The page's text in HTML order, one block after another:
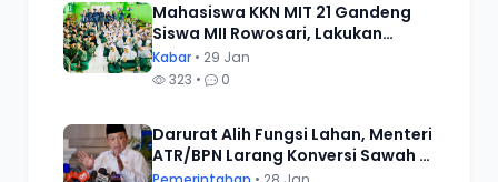
Mahasiswa KKN MIT 21 Gandeng
Siswa MII Rowosari, Lakukan
Pernyataan Sikap Tolak Tindakan
Bullying
Kabar • 29 Jan
323 •
0
Darurat Alih Fungsi Lahan, Menteri
ATR/BPN Larang Konversi Sawah di
Daerah yang Belum Tetapkan